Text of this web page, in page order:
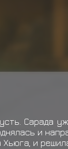
Сарада
и
и